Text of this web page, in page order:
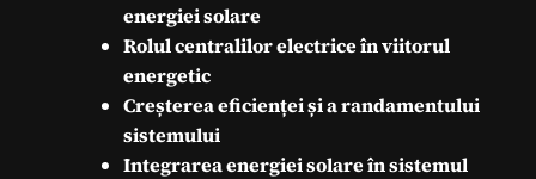
energiei solare
Rolul centralilor electrice în viitorul
energetic
Creșterea eficienței și a randamentului
sistemului
Integrarea energiei solare în sistemul